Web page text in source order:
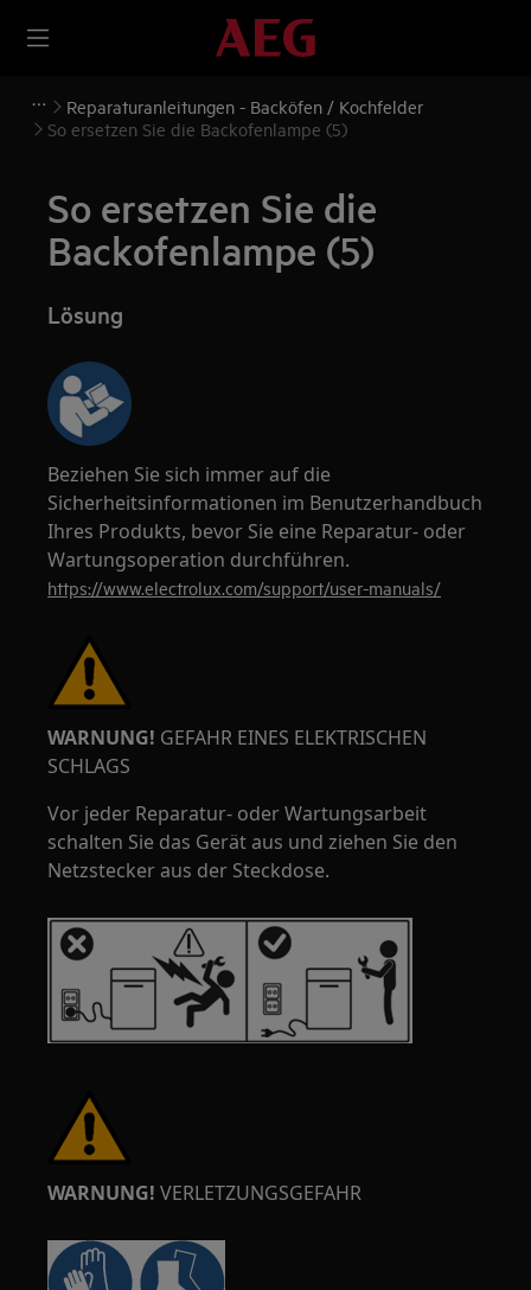
Reparaturanleitungen - Backöfen / Kochfelder
So ersetzen Sie die Backofenlampe (5)
So ersetzen Sie die
Backofenlampe (5)
Lösung
Beziehen Sie sich immer auf die
Sicherheitsinformationen im Benutzerhandbuch
Ihres Produkts, bevor Sie eine Reparatur- oder
Wartungsoperation durchführen.
https://www.electrolux.com/support/user-manuals/
WARNUNG! GEFAHR EINES ELEKTRISCHEN
SCHLAGS
Vor jeder Reparatur- oder Wartungsarbeit
schalten Sie das Gerät aus und ziehen Sie den
Netzstecker aus der Steckdose.
WARNUNG! VERLETZUNGSGEFAHR